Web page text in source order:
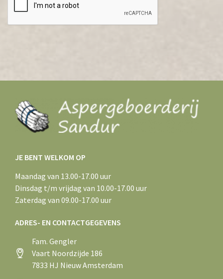
JE BENT WELKOM OP
Maandag van 13.00-17.00 uur
Dinsdag t/m vrijdag van 10.00-17.00 uur
Zaterdag van 09.00-17.00 uur
ADRES- EN CONTACTGEGEVENS
Fam. Gengler
Vaart Noordzijde 186
7833 HJ Nieuw Amsterdam